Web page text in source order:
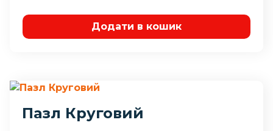
Додати в кошик
Пазл Круговий